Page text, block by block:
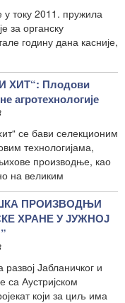
у току 2011. пружила
за органску
годину дана касније,
ХИТ“: Плодови
агротехнологије
се бави селекционим
технологијама,
производње, као
на великим
ПРОИЗВОДЊИ
ХРАНЕ У ЈУЖНОЈ
развој Јабланичког и
са Аустријском
који за циљ има